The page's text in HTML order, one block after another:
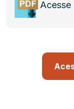
Acesse